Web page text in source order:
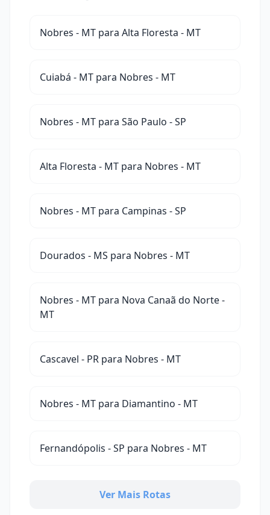
Nobres - MT para Alta Floresta - MT
Cuiabá - MT para Nobres - MT
Nobres - MT para São Paulo - SP
Alta Floresta - MT para Nobres - MT
Nobres - MT para Campinas - SP
Dourados - MS para Nobres - MT
Nobres - MT para Nova Canaã do Norte -
MT
Cascavel - PR para Nobres - MT
Nobres - MT para Diamantino - MT
Fernandópolis - SP para Nobres - MT
Ver Mais Rotas